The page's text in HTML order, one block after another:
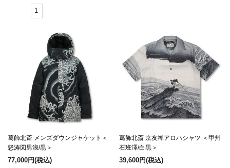
1
葛飾北斎 メンズダウンジャケット＜
怒涛図男浪/黒＞
77,000円(税込)
葛飾北斎 京友禅アロハシャツ ＜甲州
石班澤/白黒＞
39,600円(税込)